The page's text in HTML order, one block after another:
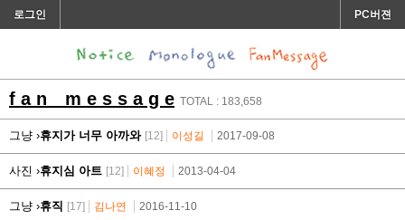
로그인 PC버젼
f a n m e s s a g e TOTAL : 183,658
그냥 ›휴지가 너무 아까와 [12] 이성길 2017-09-08
사진 ›휴지심 아트 [12] 이혜정 2013-04-04
그냥 ›휴직 [17] 김나연 2016-11-10